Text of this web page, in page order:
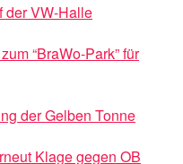
der VW-Halle
“BraWo-Park” für
der Gelben Tonne
Klage gegen OB